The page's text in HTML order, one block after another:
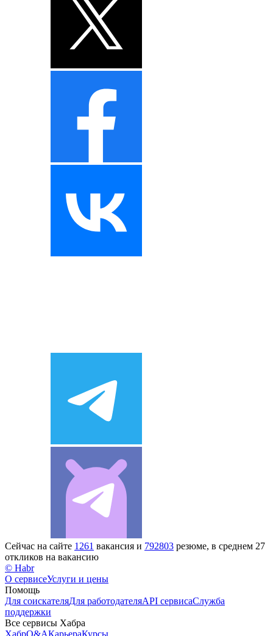
Сейчас на сайте 1261 вакансия и 792803 резюме, в среднем 27
откликов на вакансию
© Habr
О сервисеУслуги и цены
Помощь
Для соискателяДля работодателяAPI сервисаСлужба
поддержки
Все сервисы Хабра
ХабрQ&AКарьераКурсы